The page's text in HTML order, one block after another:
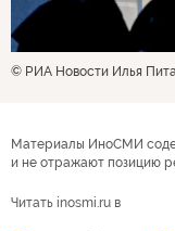
© РИА Новости Илья
Материалы ИноСМИ
и не отражают позицию
Читать inosmi.ru в